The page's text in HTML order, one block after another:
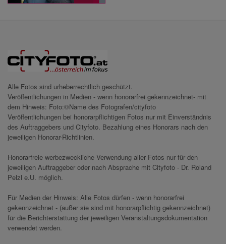
Alle Fotos sind urheberrechtlich geschützt.
Veröffentlichungen in Medien - wenn honorarfrei gekennzeichnet- mit
dem Hinweis: Foto:©Name des Fotografen/cityfoto
Veröffentlichungen bei honorarpflichtigen Fotos nur mit Einverständnis
des Auftraggebers und Cityfoto. Bezahlung eines Honorars nach den
jeweiligen Honorar-Richtlinien.
Honorarfreie werbezweckliche Verwendung aller Fotos nur für den
jeweiligen Auftraggeber oder nach Absprache mit Cityfoto - Dr. Roland
Pelzl e.U. möglich.
Für Medien der Hinweis: Alle Fotos dürfen - wenn honorarfrei
gekennzeichnet - (außer sie sind mit honorarpflichtig gekennzeichnet)
für die Berichterstattung der jeweiligen Veranstaltungsdokumentation
verwendet werden.